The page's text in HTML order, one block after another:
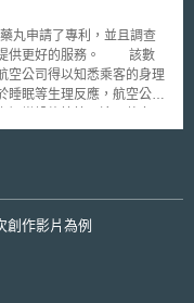
約方式。 3. 未取得
者對消極選擇功能的明確
消費者提供更公平的市場
支付不需要的費用。新規則
科學：透
保和醫療技術惠及社會，
中加強夥伴關係，提升瑞典
丸申請了專利，並且調查
好的服務。 該數
空公司得以知悉乘客的身理
睡眠等生理反應，航空公司
利申請書，並於2016年提
利申請書，英國航空希望
是在機上，而是乘客從踏
創作影片為例